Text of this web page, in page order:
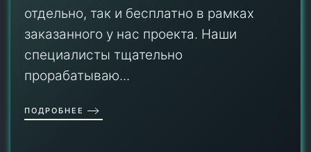
отдельно, так и бесплатно в рамках
заказанного у нас проекта. Наши
специалисты тщательно
прорабатываю...
ПОДРОБНЕЕ